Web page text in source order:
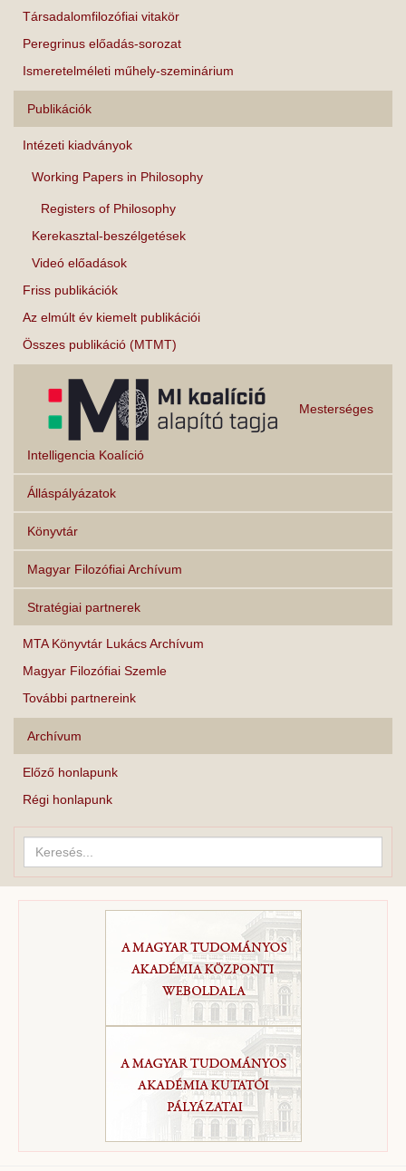
Társadalomfilozófiai vitakör
Peregrinus előadás-sorozat
Ismeretelméleti műhely-szeminárium
Publikációk
Intézeti kiadványok
Working Papers in Philosophy
Registers of Philosophy
Kerekasztal-beszélgetések
Videó előadások
Friss publikációk
Az elmúlt év kiemelt publikációi
Összes publikáció (MTMT)
Mesterséges
Intelligencia Koalíció
Álláspályázatok
Könyvtár
Magyar Filozófiai Archívum
Stratégiai partnerek
MTA Könyvtár Lukács Archívum
Magyar Filozófiai Szemle
További partnereink
Archívum
Előző honlapunk
Régi honlapunk
Keresés...